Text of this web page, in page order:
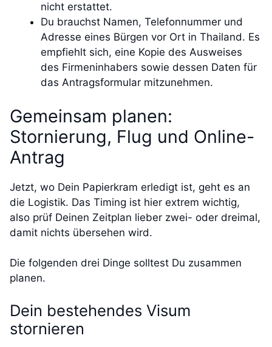
nicht erstattet.
Du brauchst Namen, Telefonnummer und
Adresse eines Bürgen vor Ort in Thailand. Es
empfiehlt sich, eine Kopie des Ausweises
des Firmeninhabers sowie dessen Daten für
das Antragsformular mitzunehmen.
Gemeinsam planen:
Stornierung, Flug und Online-
Antrag
Jetzt, wo Dein Papierkram erledigt ist, geht es an
die Logistik. Das Timing ist hier extrem wichtig,
also prüf Deinen Zeitplan lieber zwei- oder dreimal,
damit nichts übersehen wird.
Die folgenden drei Dinge solltest Du zusammen
planen.
Dein bestehendes Visum
stornieren